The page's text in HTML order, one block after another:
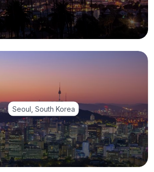
Seoul, South Korea